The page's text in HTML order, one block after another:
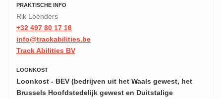
PRAKTISCHE INFO
Rik Loenders
+32 497 80 17 16
info@trackabilities.be
Track Abilities BV
LOONKOST
Loonkost - BEV (bedrijven uit het Waals gewest, het
Brussels Hoofdstedelijk gewest en Duitstalige